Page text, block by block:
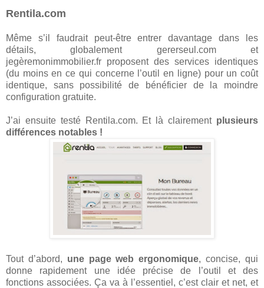
Rentila.com
Même s’il faudrait peut-être entrer davantage dans les
détails, globalement gererseul.com et
jegèremonimmobilier.fr proposent des services identiques
(du moins en ce qui concerne l’outil en ligne) pour un coût
identique, sans possibilité de bénéficier de la moindre
configuration gratuite.
J’ai ensuite testé Rentila.com. Et là clairement plusieurs
différences notables !
Tout d’abord, une page web ergonomique, concise, qui
donne rapidement une idée précise de l’outil et des
fonctions associées. Ça va à l’essentiel, c’est clair et net, et